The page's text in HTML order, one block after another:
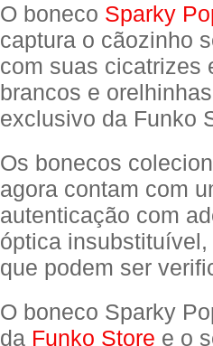
O boneco Sparky
captura o cãozinho
com suas cicatrizes
brancos e
exclusivo da Funko
Os bonecos
agora contam com
autenticação com
óptica
que podem ser
O boneco Sparky
da Funko Store e o